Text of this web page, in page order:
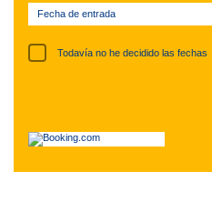
Fecha de entrada
Todavía no he decidido las fechas